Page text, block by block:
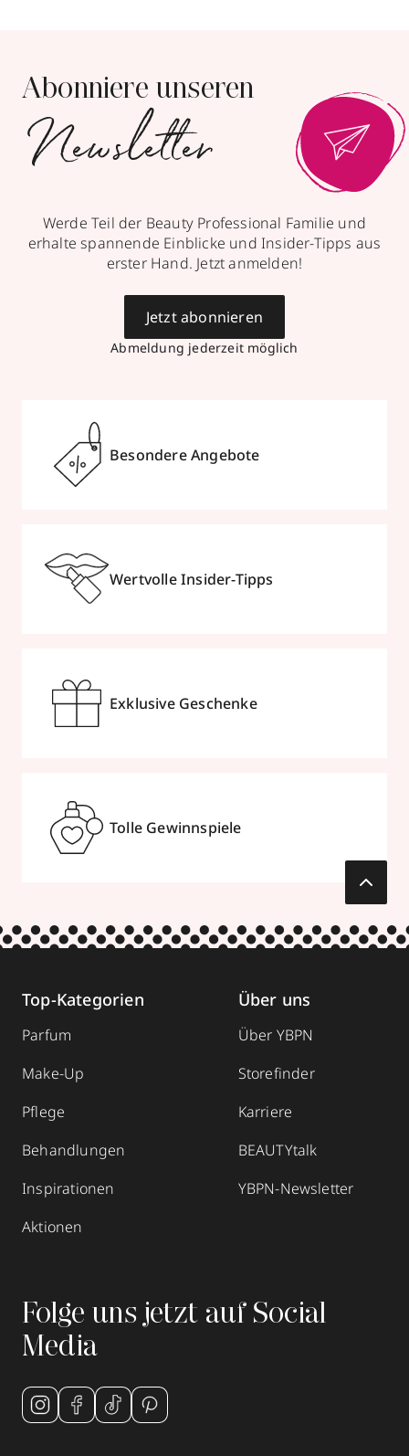
Abonniere unseren
Newsletter
Werde Teil der Beauty Professional Familie und
erhalte spannende Einblicke und Insider-Tipps aus
erster Hand. Jetzt anmelden!
Abmeldung jederzeit möglich
Jetzt abonnieren
Besondere Angebote
Wertvolle Insider-Tipps
Exklusive Geschenke
Tolle Gewinnspiele
Top-Kategorien
Parfum
Make-Up
Pflege
Behandlungen
Inspirationen
Aktionen
Über uns
Über YBPN
Storefinder
Karriere
BEAUTYtalk
YBPN-Newsletter
Folge uns jetzt auf Social
Media